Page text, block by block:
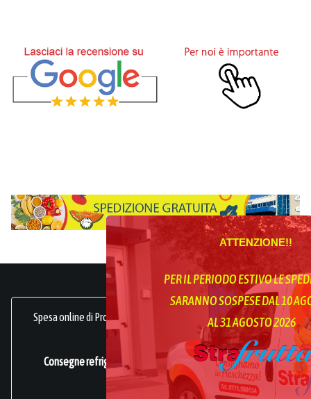
ATTENZIONE!!
PER IL PERIODO ESTIVO LE
SARANNO SOSPESE DAL 10
AL 31 AGOSTO 2026
Spesa online di Prodotti Ortofrutticoli, sani, freschi e genuini.
Consegne refrigerate a domicilio in tutta Italia.Azienda
Certificata ISO 22000.